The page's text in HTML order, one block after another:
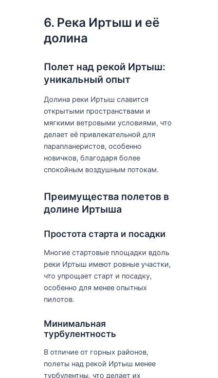
6. Река Иртыш и её
долина
Полет над рекой Иртыш:
уникальный опыт
Долина реки Иртыш славится
открытыми пространствами и
мягкими ветровыми условиями, что
делает её привлекательной для
парапланеристов, особенно
новичков, благодаря более
спокойным воздушным потокам.
Преимущества полетов в
долине Иртыша
Простота старта и посадки
Многие стартовые площадки вдоль
реки Иртыш имеют ровные участки,
что упрощает старт и посадку,
особенно для менее опытных
пилотов.
Минимальная
турбулентность
В отличие от горных районов,
полеты над рекой Иртыш менее
турбулентны, что делает их